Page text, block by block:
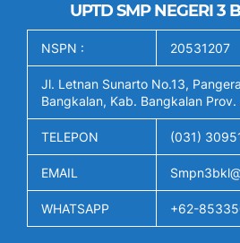
UPTD SMP NEGERI 3
NSPN : 20531207
Jl. Letnan Sunarto No.13,
Bangkalan, Kab. Bangkalan
TELEPON (031)
EMAIL
WHATSAPP +62-